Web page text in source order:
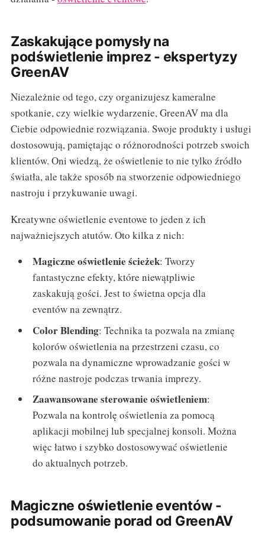
Zaskakujące pomysły na
podświetlenie imprez - ekspertyzy
GreenAV
Niezależnie od tego, czy organizujesz kameralne
spotkanie, czy wielkie wydarzenie, GreenAV ma dla
Ciebie odpowiednie rozwiązania. Swoje produkty i usługi
dostosowują, pamiętając o różnorodności potrzeb swoich
klientów. Oni wiedzą, że oświetlenie to nie tylko źródło
światła, ale także sposób na stworzenie odpowiedniego
nastroju i przykuwanie uwagi.
Kreatywne oświetlenie eventowe to jeden z ich
najważniejszych atutów. Oto kilka z nich:
Magiczne oświetlenie ścieżek: Tworzy
fantastyczne efekty, które niewątpliwie
zaskakują gości. Jest to świetna opcja dla
eventów na zewnątrz.
Color Blending: Technika ta pozwala na zmianę
kolorów oświetlenia na przestrzeni czasu, co
pozwala na dynamiczne wprowadzanie gości w
różne nastroje podczas trwania imprezy.
Zaawansowane sterowanie oświetleniem:
Pozwala na kontrolę oświetlenia za pomocą
aplikacji mobilnej lub specjalnej konsoli. Można
więc łatwo i szybko dostosowywać oświetlenie
do aktualnych potrzeb.
Magiczne oświetlenie eventów -
podsumowanie porad od GreenAV